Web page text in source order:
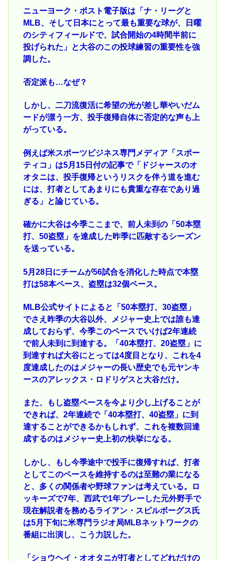
ニューヨーク・ポスト電子版は「ナ・リーグと
MLB、そして日本にとって最も重要な球が、日曜
のシティフィールドで、試合開始の4時間半前に
投げられた」と大谷のこの投球練習の重要性を強
調した。
否定派も…なぜ？
しかし、二刀流復活に希望の光が差し華やいだム
ードが漂う一方、投手復帰自体に否定的な声も上
がっている。
例えば米スポーツビジネス専門メディア「スポー
ティコ」は5月15日付の記事で「ドジャースのオ
オタニは、投手復帰というリスクを伴う道を進む
には、打者としてあまりにも貴重な存在であり過
ぎる」と論じている。
確かに大谷は今季ここまで、前人未到の「50本塁
打、50盗塁」を達成した昨季に匹敵するシーズン
を送っている。
5月28日にチームが56試合を消化した時点で本塁
打は58本ペース、盗塁は32個ペース。
MLB公式サイトによると「50本塁打、30盗塁」
でさえ昨季の大谷以外、メジャー史上では誰も達
成しておらず、今季このペースでいけば2年連続
で前人未到に到達する。「40本塁打、20盗塁」に
到達すれば大谷にとっては4度目となり、これを4
度達成したのはメジャーの長い歴史でも元ヤンキ
ースのアレックス・ロドリゲスと大谷だけ。
また、もし盗塁ペースを今より少し上げることが
できれば、2年連続で「40本塁打、40盗塁」に到
達することができるかもしれず、これを複数回達
成するのはメジャー史上初の快挙になる。
しかし、もし今季途中で投手に復帰すれば、打者
としてこのペースを維持するのは至難の業になる
と、多くの関係者や野球ファンは考えている。ロ
ッキーズで7年、西武で1年プレーした元外野手で
現在解説者を務めるライアン・スピルボーグス氏
は5月下旬に米専門ラジオ局MLBネットワークの
番組に出演し、こう力説した。
「ショウヘイ・オオタニが打者としてどれだけの